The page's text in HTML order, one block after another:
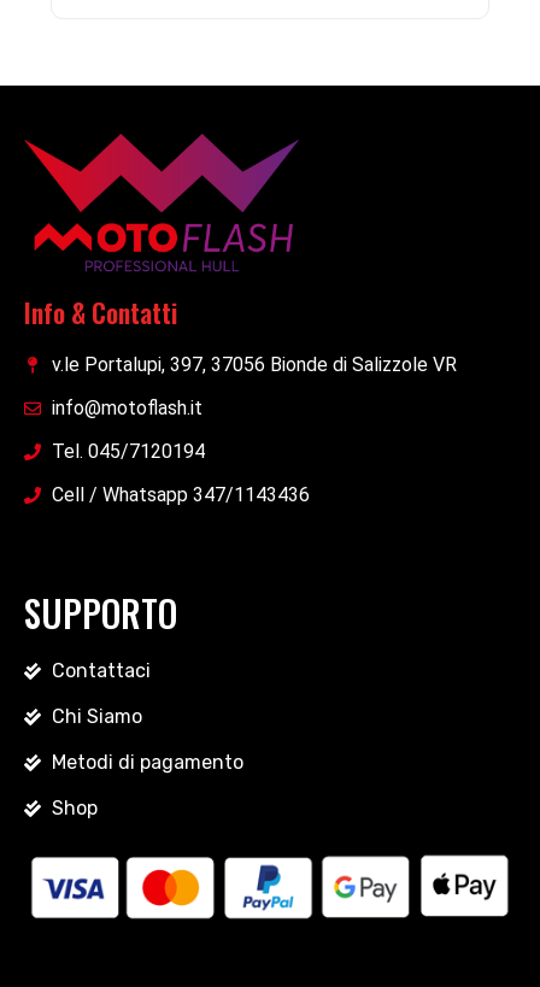
Info & Contatti
v.le Portalupi, 397, 37056 Bionde di Salizzole VR
info@motoflash.it
Tel. 045/7120194
Cell / Whatsapp 347/1143436
SUPPORTO
Contattaci
Chi Siamo
Metodi di pagamento
Shop